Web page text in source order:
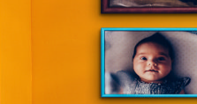
Выберите из списка: